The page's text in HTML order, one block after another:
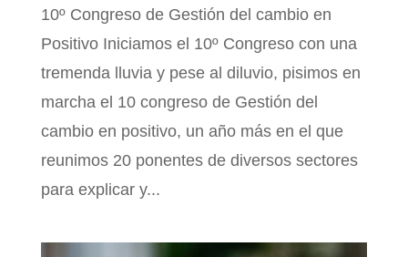
10º Congreso de Gestión del cambio en
Positivo Iniciamos el 10º Congreso con una
tremenda lluvia y pese al diluvio, pisimos en
marcha el 10 congreso de Gestión del
cambio en positivo, un año más en el que
reunimos 20 ponentes de diversos sectores
para explicar y...